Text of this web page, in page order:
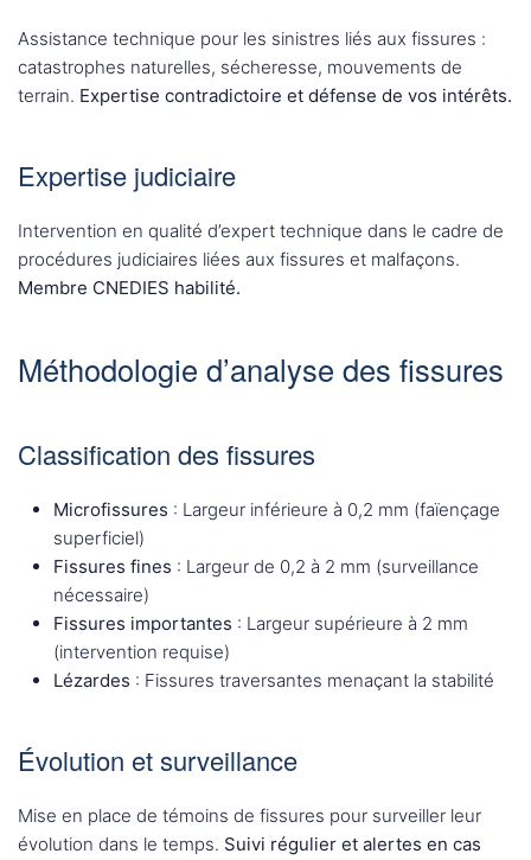
Assistance technique pour les sinistres liés aux fissures :
catastrophes naturelles, sécheresse, mouvements de
terrain. Expertise contradictoire et défense de vos intérêts.
Expertise judiciaire
Intervention en qualité d’expert technique dans le cadre de
procédures judiciaires liées aux fissures et malfaçons.
Membre CNEDIES habilité.
Méthodologie d’analyse des fissures
Classification des fissures
Microfissures : Largeur inférieure à 0,2 mm (faïençage
superficiel)
Fissures fines : Largeur de 0,2 à 2 mm (surveillance
nécessaire)
Fissures importantes : Largeur supérieure à 2 mm
(intervention requise)
Lézardes : Fissures traversantes menaçant la stabilité
Évolution et surveillance
Mise en place de témoins de fissures pour surveiller leur
évolution dans le temps. Suivi régulier et alertes en cas